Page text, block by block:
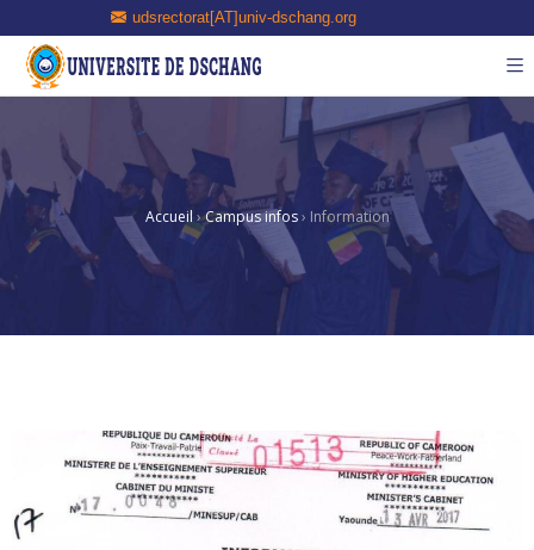
udsrectorat[AT]univ-dschang.org
Accueil ›Campus infos› Information